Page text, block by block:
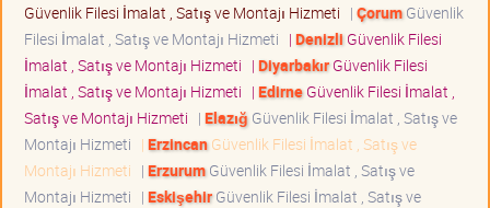
Güvenlik Filesi İmalat , Satış ve Montajı Hizmeti | ÇorumGüvenlik
Filesi İmalat , Satış ve Montajı Hizmeti | Denizli Güvenlik Filesi
İmalat , Satış ve Montajı Hizmeti | DiyarbakırGüvenlik Filesi
İmalat , Satış ve Montajı Hizmeti | EdirneGüvenlik Filesi İmalat ,
Satış ve Montajı Hizmeti | Elazığ Güvenlik Filesi İmalat , Satış ve
Montajı Hizmeti | ErzincanGüvenlik Filesi İmalat , Satış ve
Montajı Hizmeti | ErzurumGüvenlik Filesi İmalat , Satış ve
Montajı Hizmeti | EskişehirGüvenlik Filesi İmalat , Satış ve